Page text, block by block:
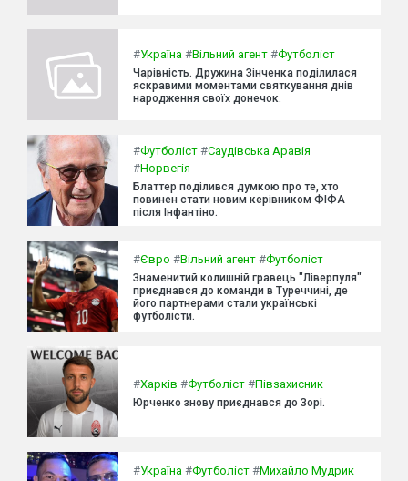
#Україна #Вільний агент #Футболіст
Чарівність. Дружина Зінченка поділилася
яскравими моментами святкування днів
народження своїх донечок.
#Футболіст #Саудівська Аравія
#Норвегія
Блаттер поділився думкою про те, хто
повинен стати новим керівником ФІФА
після Інфантіно.
#Євро #Вільний агент #Футболіст
Знаменитий колишній гравець "Ліверпуля"
приєднався до команди в Туреччині, де
його партнерами стали українські
футболісти.
#Харків #Футболіст #Півзахисник
Юрченко знову приєднався до Зорі.
#Україна #Футболіст #Михайло Мудрик